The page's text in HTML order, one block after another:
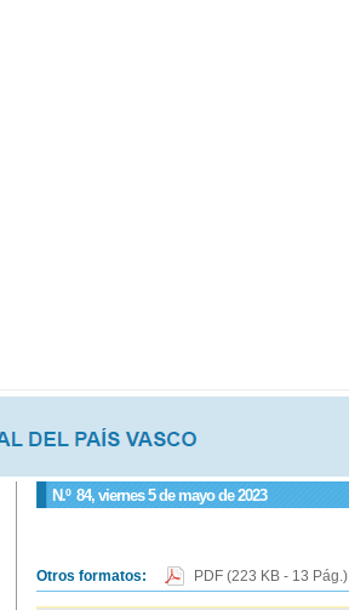
N.º 84, viernes 5 de mayo de 2023
Otros formatos: PDF (223 KB - 13 Pág.)